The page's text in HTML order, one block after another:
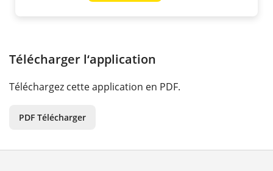
Télécharger l‘application
Téléchargez cette application en PDF.
PDF Télécharger